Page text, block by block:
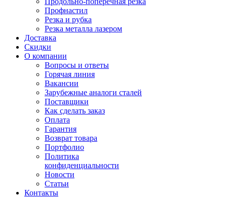
Профнастил
Резка и рубка
Резка металла лазером
Доставка
Скидки
О компании
Вопросы и ответы
Горячая линия
Вакансии
Зарубежные аналоги сталей
Поставщики
Как сделать заказ
Оплата
Гарантия
Возврат товара
Портфолио
Политика
конфиденциальности
Новости
Статьи
Контакты